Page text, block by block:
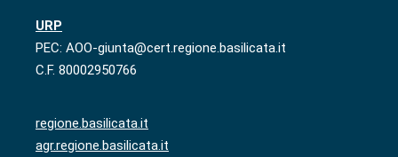
URP
PEC: AOO-giunta@cert.regione.basilicata.it
C.F. 80002950766
regione.basilicata.it
agr.regione.basilicata.it